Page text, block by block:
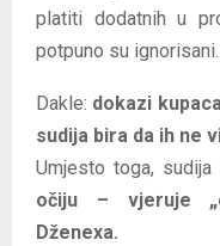
platiti dodatnih u
potpuno su ignorisani.
Dakle: dokazi
sudija bira da ih ne
Umjesto toga, sudija
očiju – vjeruje
Dženexa.